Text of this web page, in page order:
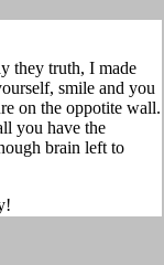
they truth, I made
smile and you
on the oppotite wall.
you have the
brain left to